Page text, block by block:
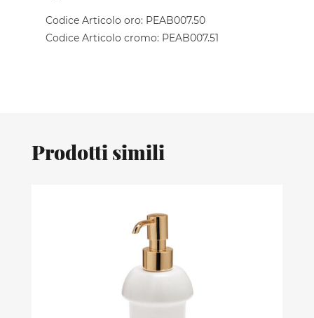
Codice Articolo oro: PEAB007.50
Codice Articolo cromo: PEAB007.51
Prodotti simili